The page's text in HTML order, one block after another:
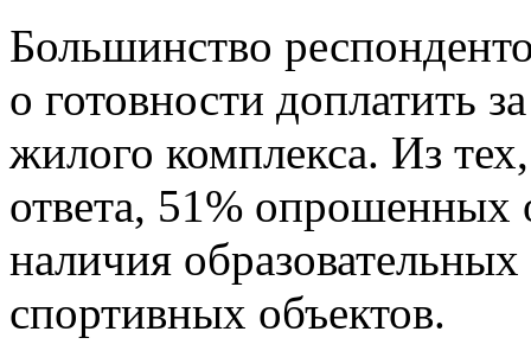
Большинство
о готовности доплатить
жилого комплекса. Из
ответа, 51% опрошенных
наличия
спортивных объектов.